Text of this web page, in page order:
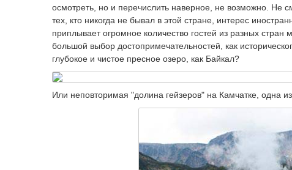
осмотреть, но и перечислить наверное, не возможно. Не
тех, кто никогда не бывал в этой стране, интерес
приплывает огромное количество гостей из разных
большой выбор достопримечательностей, как
глубокое и чистое пресное озеро, как Байкал?
Или неповторимая "долина гейзеров" на Камчатке, одна